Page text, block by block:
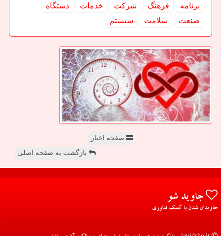
برنامه فرهنگ شركت خدمات
دستگاه
صنعت
سلامت سیستم
صفحه اخبار
بازگشت به صفحه اصلی
جاوید شو
جاویدان شدن با کمک فناوری